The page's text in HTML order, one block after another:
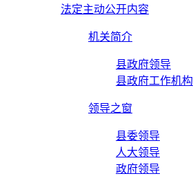
法定主动公开内容
机关简介
县政府领导
县政府工作机构
领导之窗
县委领导
人大领导
政府领导